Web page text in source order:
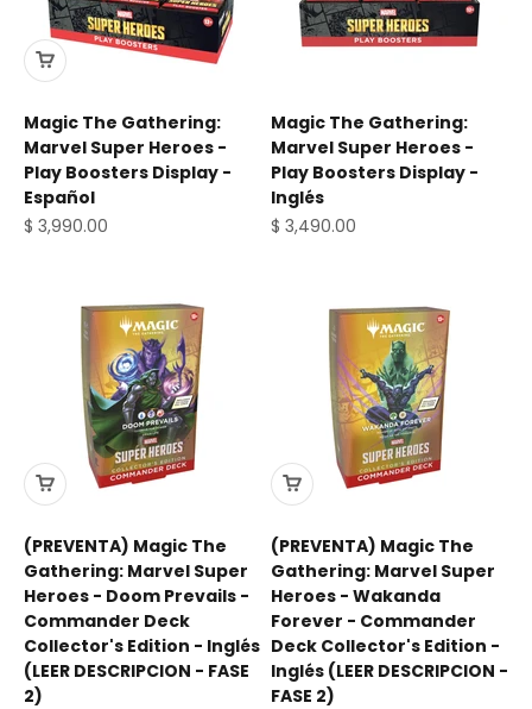
Magic The Gathering:
Marvel Super Heroes -
Play Boosters Display -
Español
Precio de oferta
$ 3,990.00
Magic The Gathering:
Marvel Super Heroes -
Play Boosters Display -
Inglés
Precio de oferta
$ 3,490.00
(PREVENTA) Magic The
Gathering: Marvel Super
Heroes - Doom Prevails -
Commander Deck
Collector's Edition - Inglés
(LEER DESCRIPCION - FASE
2)
(PREVENTA) Magic The
Gathering: Marvel Super
Heroes - Wakanda
Forever - Commander
Deck Collector's Edition -
Inglés (LEER DESCRIPCION -
FASE 2)